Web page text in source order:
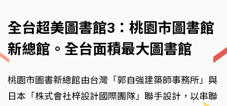
全台超美圖書館3：桃園市圖書館
新總館。全台面積最大圖書館
桃園市圖書新總館由台灣「郭自強建築師事務所」與
日本「株式會社梓設計國際團隊」聯手設計，以串聯